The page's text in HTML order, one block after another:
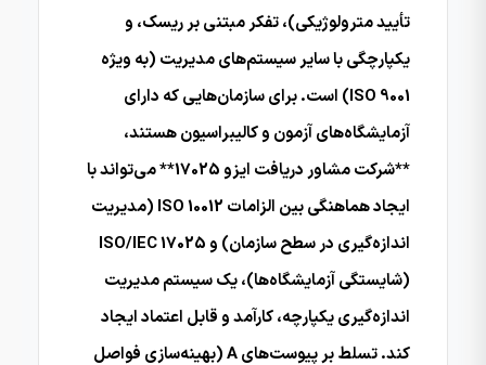
تأیید مترولوژیکی)، تفکر مبتنی بر ریسک، و
یکپارچگی با سایر سیستم‌های مدیریت (به ویژه
ISO 9001) است. برای سازمان‌هایی که دارای
آزمایشگاه‌های آزمون و کالیبراسیون هستند،
**شرکت مشاور دریافت ایزو 17025** می‌تواند با
ایجاد هماهنگی بین الزامات ISO 10012 (مدیریت
اندازه‌گیری در سطح سازمان) و ISO/IEC 17025
(شایستگی آزمایشگاه‌ها)، یک سیستم مدیریت
اندازه‌گیری یکپارچه، کارآمد و قابل اعتماد ایجاد
کند. تسلط بر پیوست‌های A (بهینه‌سازی فواصل